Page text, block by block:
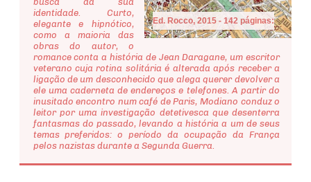
Ed. Rocco, 2015 - 142 páginas:
identidade. Curto,
elegante e hipnótico,
como a maioria das
obras do autor, o
romance conta a história de Jean Daragane, um escritor
veterano cuja rotina solitária é alterada após receber a
ligação de um desconhecido que alega querer devolver a
ele uma caderneta de endereços e telefones. A partir do
inusitado encontro num café de Paris, Modiano conduz o
leitor por uma investigação detetivesca que desenterra
fantasmas do passado, levando a história a um de seus
temas preferidos: o período da ocupação da França
pelos nazistas durante a Segunda Guerra.